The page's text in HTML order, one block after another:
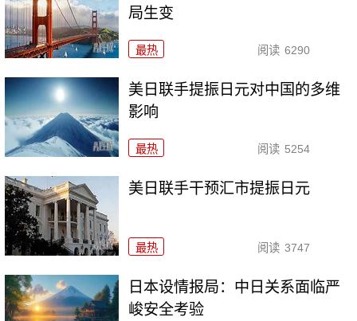
局生变
最热 阅读 6290
美日联手提振日元对中国的多维
影响
最热 阅读 5254
美日联手干预汇市提振日元
最热 阅读 3747
日本设情报局：中日关系面临严
峻安全考验